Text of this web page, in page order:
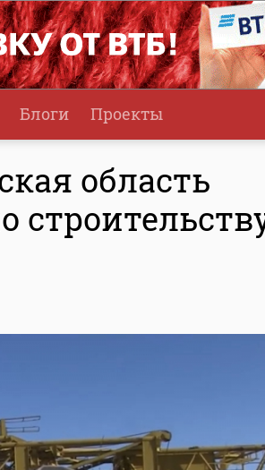
Блоги Проекты
область